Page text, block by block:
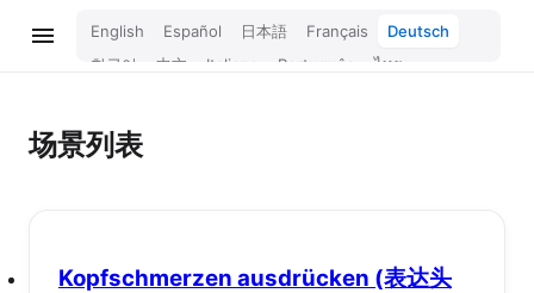
English Español 日本語 Français
Deutsch
한국어
中文 Italiano Português
ไทย
Bahasa Indonesia
场景列表
Kopfschmerzen ausdrücken (表达头